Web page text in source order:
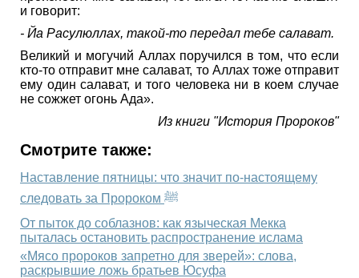
и говорит:
- Йа Расулюллах, такой-то передал тебе салават.
Великий и могучий Аллах поручился в том, что если
кто-то отправит мне салават, то Аллах тоже отправит
ему один салават, и того человека ни в коем случае
не сожжет огонь Ада».
Из книги "История Пророков"
Смотрите также:
Наставление пятницы: что значит по-настоящему
следовать за Пророком ﷺ
От пыток до соблазнов: как языческая Мекка
пыталась остановить распространение ислама
«Мясо пророков запретно для зверей»: слова,
раскрывшие ложь братьев Юсуфа